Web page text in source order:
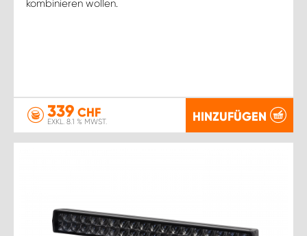
kombinieren wollen.
339 CHF
EXKL. 8.1 % MWST. HINZUFÜGEN